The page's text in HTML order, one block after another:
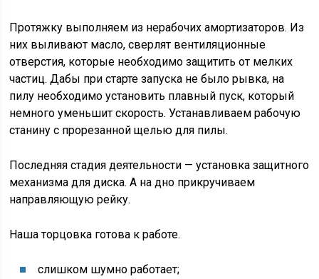
Протяжку выполняем из нерабочих амортизаторов. Из
них выливают масло, сверлят вентиляционные
отверстия, которые необходимо защитить от мелких
частиц. Дабы при старте запуска не было рывка, на
пилу необходимо установить плавный пуск, который
немного уменьшит скорость. Устанавливаем рабочую
станину с прорезанной щелью для пилы.
Последняя стадия деятельности — установка защитного
механизма для диска. А на дно прикручиваем
направляющую рейку.
Наша торцовка готова к работе.
слишком шумно работает;